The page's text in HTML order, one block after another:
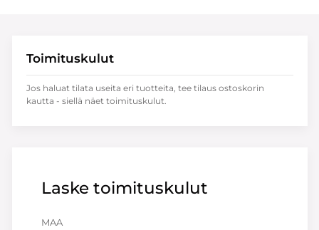
Laske toimituskulut
MAA
Toimituskulut
Jos haluat tilata useita eri tuotteita, tee tilaus ostoskorin
kautta - siellä näet toimituskulut.